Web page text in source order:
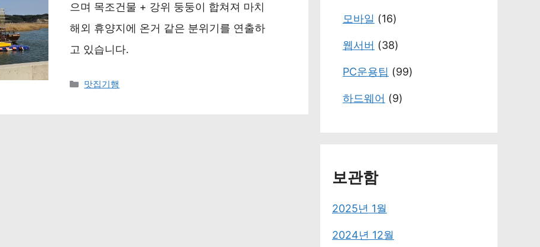
으며 목조건물 + 강위 둥둥이 합쳐져 마치
해외 휴양지에 온거 같은 분위기를 연출하
고 있습니다.
카
맛집기행
모바일 (16)
웹서버 (38)
PC운용팁 (99)
하드웨어 (9)
보관함
2025년 1월
2024년 12월